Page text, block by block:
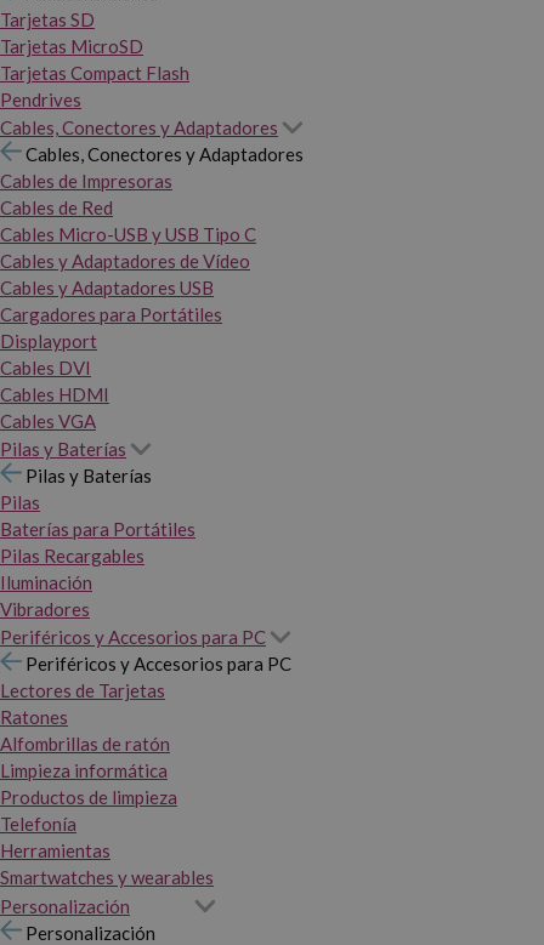
Tarjetas SD
Tarjetas MicroSD
Tarjetas Compact Flash
Pendrives
Cables, Conectores y Adaptadores
Cables, Conectores y Adaptadores
Cables de Impresoras
Cables de Red
Cables Micro-USB y USB Tipo C
Cables y Adaptadores de Vídeo
Cables y Adaptadores USB
Cargadores para Portátiles
Displayport
Cables DVI
Cables HDMI
Cables VGA
Pilas y Baterías
Pilas y Baterías
Pilas
Baterías para Portátiles
Pilas Recargables
Iluminación
Vibradores
Periféricos y Accesorios para PC
Periféricos y Accesorios para PC
Lectores de Tarjetas
Ratones
Alfombrillas de ratón
Limpieza informática
Productos de limpieza
Telefonía
Herramientas
Smartwatches y wearables
Personalización
Personalización